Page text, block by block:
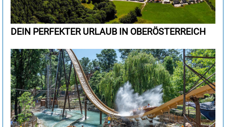
DEIN PERFEKTER URLAUB IN OBERÖSTERREICH